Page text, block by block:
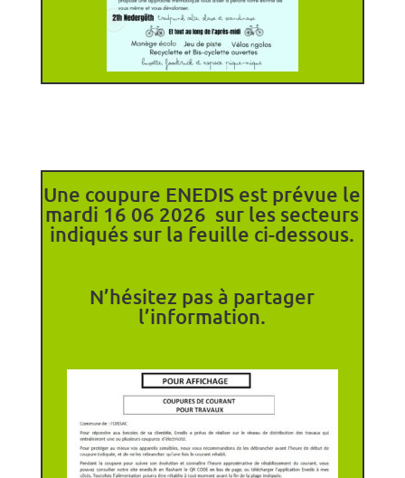
Une coupure ENEDIS est prévue le
mardi 16 06 2026 sur les secteurs
indiqués sur la feuille ci-dessous.
N’hésitez pas à partager
l’information.